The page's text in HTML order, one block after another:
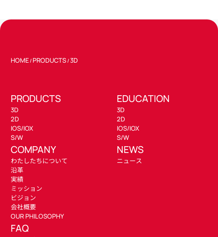
HOME/ PRODUCTS/3D
PRODUCTS
3D
2D
IOS/IOX
S/W
EDUCATION
3D
2D
IOS/IOX
S/W
COMPANY
わたしたちについて
沿革
実績
ミッション
ビジョン
会社概要
OUR PHILOSOPHY
NEWS
ニュース
FAQ